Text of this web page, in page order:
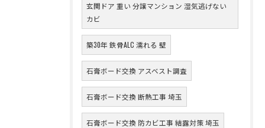
玄関ドア 重い 分譲マンション 湿気逃げない
カビ
築30年 鉄骨ALC 濡れる 壁
石膏ボード交換 アスベスト調査
石膏ボード交換 断熱工事 埼玉
石膏ボード交換 防カビ工事 結露対策 埼玉